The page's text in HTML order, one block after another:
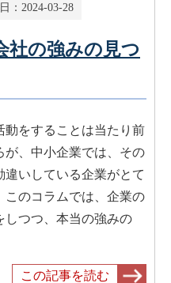
： 2024-03-28
社の強みの見つ
動をすることは当たり前
が、中小企業では、その
いしている企業がとて
このコラムでは、企業の
しつつ、本当の強みの
この記事を読む